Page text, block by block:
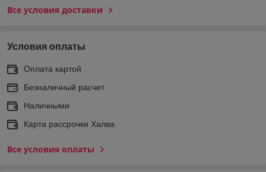
Все условия доставки
Условия оплаты
Оплата картой
Безналичный расчет
Наличными
Карта рассрочки Халва
Все условия оплаты